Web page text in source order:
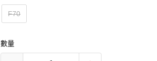
F70
數量